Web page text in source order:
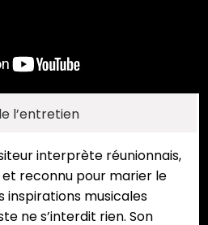
l’entretien
interprète réunionnais,
et reconnu pour marier le
inspirations musicales
ne s’interdit rien. Son